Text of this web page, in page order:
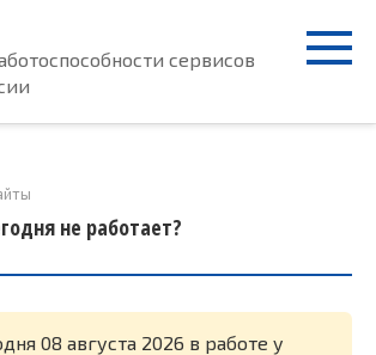
сервисов
не работает?
08 августа 2026 в работе у